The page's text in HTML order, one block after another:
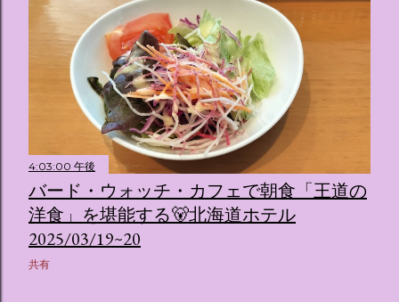
4:03:00 午後
バード・ウォッチ・カフェで朝食「王道の
洋食」を堪能する🐻北海道ホテル
2025/03/19~20
共有